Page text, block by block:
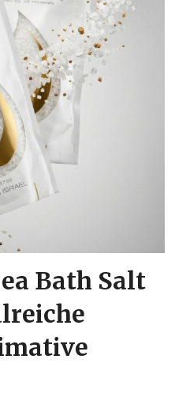
Bath Salt